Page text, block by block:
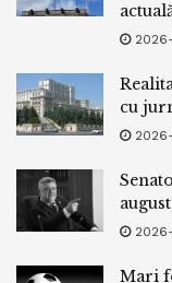
cu
Mari